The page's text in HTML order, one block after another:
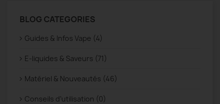
BLOG CATEGORIES
Guides & Infos Vape (4)
E-liquides & Saveurs (71)
Matériel & Nouveautés (46)
Conseils d’utilisation (0)